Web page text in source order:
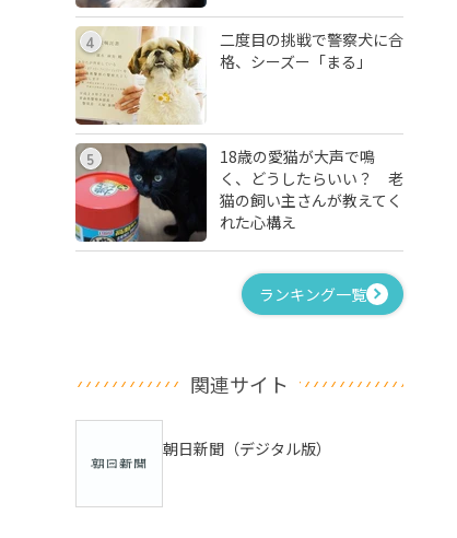
4
二度目の挑戦で警察犬に合
格、シーズー「まる」
5
18歳の愛猫が大声で鳴
く、どうしたらいい？ 老
猫の飼い主さんが教えてく
れた心構え
ランキング一覧
関連サイト
朝日新聞（デジタル版）